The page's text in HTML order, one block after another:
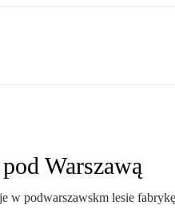
Warszawą
w podwarszawskm lesie